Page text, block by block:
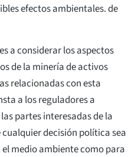
efectos ambientales. de
a considerar los aspectos
de la minería de activos
relacionadas con esta
a los reguladores a
partes interesadas de la
decisión política sea
medio ambiente como para